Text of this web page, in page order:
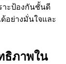
าะป้องกันชั้นดี
อย่างมั่นใจและ
ธิภาพใน